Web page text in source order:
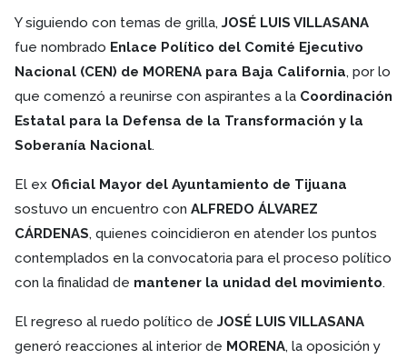
Y siguiendo con temas de grilla, JOSÉ LUIS VILLASANA
fue nombrado Enlace Político del Comité Ejecutivo
Nacional (CEN) de MORENA para Baja California, por lo
que comenzó a reunirse con aspirantes a la Coordinación
Estatal para la Defensa de la Transformación y la
Soberanía Nacional.
El ex Oficial Mayor del Ayuntamiento de Tijuana
sostuvo un encuentro con ALFREDO ÁLVAREZ
CÁRDENAS, quienes coincidieron en atender los puntos
contemplados en la convocatoria para el proceso político
con la finalidad de mantener la unidad del movimiento.
El regreso al ruedo político de JOSÉ LUIS VILLASANA
generó reacciones al interior de MORENA, la oposición y